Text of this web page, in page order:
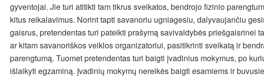
gyventojai. Jie turi atitikti tam tikrus sveikatos, bendrojo fizinio
kitus reikalavimus. Norint tapti savanoriu ugniagesiu, dalyvaujančiu
gaisrus, pretendentas turi pateikti prašymą savivaldybės priešgaisrinei
ar kitam savanoriškos veiklos organizatoriui, pasitikrinti sveikatą ir
parengtumą. Tuomet pretendentas turi baigti įvadinius mokymus, po
išlaikyti egzaminą. Įvadinių mokymų nereikės baigti esamiems ir